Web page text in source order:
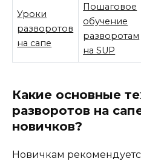
Уроки
разворотов
на сапе
Пошаговое
обучение
разворотам
на SUP
Какие основные
разворотов на
новичков?
Новичкам